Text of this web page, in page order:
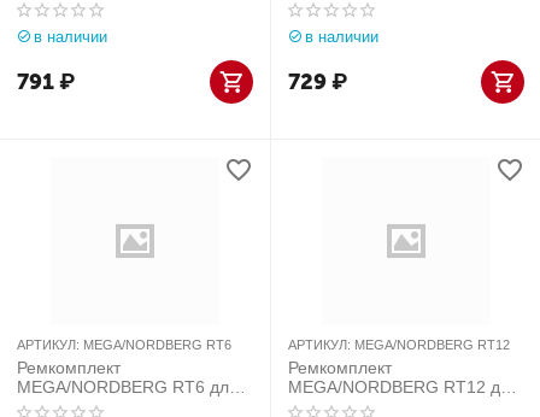
в наличии
791₽
в наличии
729₽
АРТИКУЛ: MEGA/NORDBERG RT6
Ремкомплект
MEGA/NORDBERG RT6 для
домкрата T6 6 тонн
АРТИКУЛ: MEGA/NORDBERG RT12
Ремкомплект
MEGA/NORDBERG RT12 для
домкрата T12